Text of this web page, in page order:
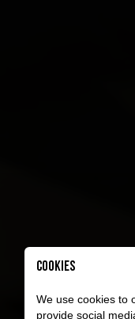
Cookies
We use cookies to
provide social